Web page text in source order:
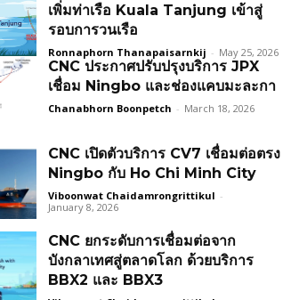
เพิ่มท่าเรือ Kuala Tanjung เข้าสู่
รอบการวนเรือ
Ronnaphorn Thanapaisarnkij - May 25, 2026
CNC ประกาศปรับปรุงบริการ JPX
เชื่อม Ningbo และช่องแคบมะละกา
Chanabhorn Boonpetch - March 18, 2026
CNC เปิดตัวบริการ CV7 เชื่อมต่อตรง
Ningbo กับ Ho Chi Minh City
Viboonwat Chaidamrongrittikul -
January 8, 2026
CNC ยกระดับการเชื่อมต่อจาก
บังกลาเทศสู่ตลาดโลก ด้วยบริการ
BBX2 และ BBX3